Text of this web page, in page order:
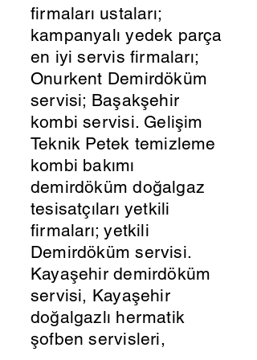
firmaları ustaları;
kampanyalı yedek parça
en iyi servis firmaları;
Onurkent Demirdöküm
servisi; Başakşehir
kombi servisi. Gelişim
Teknik Petek temizleme
kombi bakımı
demirdöküm doğalgaz
tesisatçıları yetkili
firmaları; yetkili
Demirdöküm servisi.
Kayaşehir demirdöküm
servisi, Kayaşehir
doğalgazlı hermatik
şofben servisleri,